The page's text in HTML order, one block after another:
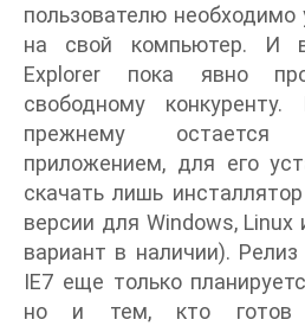
пользователю необходимо
на свой компьютер. И
Explorer пока явно
свободному
прежнему остается
приложением, для его
скачать лишь
версии для Windows, Linux
вариант в наличии).
IE7 еще только
но и тем, кто готов